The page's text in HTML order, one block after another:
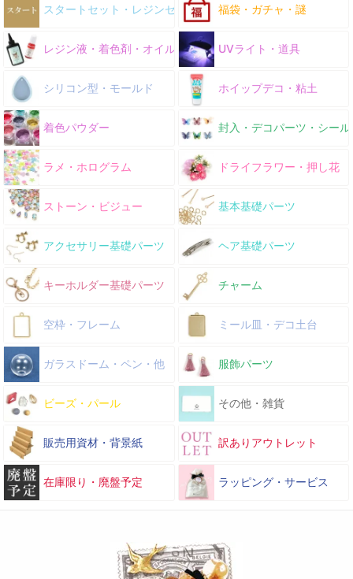
スタートセット・レジンセット 福袋・ガチャ・謎
レジン液・着色剤・オイル UVライト・道具
シリコン型・モールド ホイップデコ・粘土
着色パウダー 封入・デコパーツ・シール
ラメ・ホログラム ドライフラワー・押し花
ストーン・ビジュー 基本基礎パーツ
アクセサリー基礎パーツ ヘア基礎パーツ
キーホルダー基礎パーツ チャーム
空枠・フレーム ミール皿・デコ土台
ガラスドーム・ペン・他 服飾パーツ
ビーズ・パール その他・雑貨
販売用資材・背景紙 訳ありアウトレット
在庫限り・廃盤予定 ラッピング・サービス